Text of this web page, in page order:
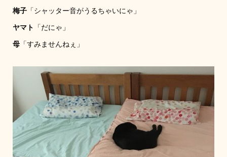
梅子「シャッター音がうるちゃいにゃ」
ヤマト 「だにゃ」
母「すみませんねぇ」